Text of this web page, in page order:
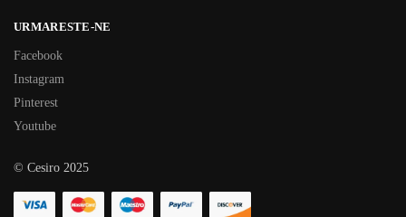
URMARESTE-NE
Facebook
Instagram
Pinterest
Youtube
© Cesiro 2025